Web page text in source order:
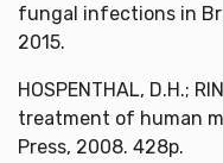
fungal infections in
2015.
HOSPENTHAL, D.H.;
treatment of human
Press, 2008. 428p.